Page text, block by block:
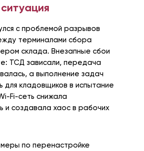
с проблемой разрывов
терминалами сбора
склада. Внезапные сбои
ТСД зависали, передача
а выполнение задач
кладовщиков в испытание
Fi-сеть снижала
и создавала хаос в рабочих
по перенастройке